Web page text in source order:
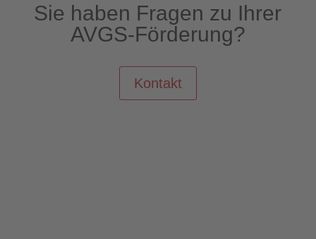
Sie haben Fragen zu Ihrer
AVGS-Förderung?
Kontakt